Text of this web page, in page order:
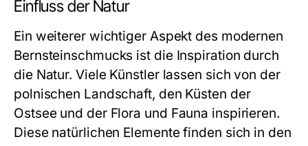
Einfluss der Natur
Ein weiterer wichtiger Aspekt des modernen
Bernsteinschmucks ist die Inspiration durch
die Natur. Viele Künstler lassen sich von der
polnischen Landschaft, den Küsten der
Ostsee und der Flora und Fauna inspirieren.
Diese natürlichen Elemente finden sich in den